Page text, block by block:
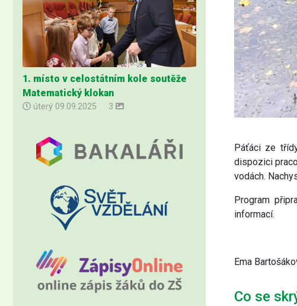
1. místo v celostátním kole soutěže
Matematický klokan
úterý 09.09.2025 3
Páťáci ze
dispozici
vodách.
Program
informací.
Ema
Co se